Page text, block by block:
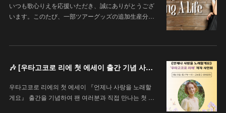
いつも歌心りえを応援いただき、誠にありがとうござ
います。このたび、一部ツアーグッズの追加生産分…
🎶 [우타고코로 리에 첫 에세이 출간 기념 사인회 안내 / 歌心りえ 初エッセイ出版記念サイン会のお知らせ]
우타고코로 리에의 첫 에세이 『언제나 사랑을 노래할
게요』 출간을 기념하여 팬 여러분과 직접 만나는 첫 …